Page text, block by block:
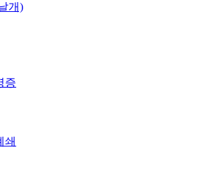
개)
증
쇄